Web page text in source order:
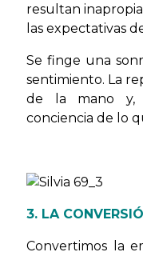
resultan
las expectativas
Se finge una
sentimiento. La
de la mano y,
conciencia de lo
3. LA
Convertimos la